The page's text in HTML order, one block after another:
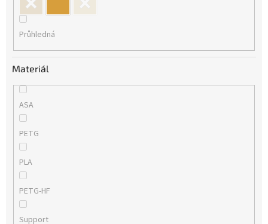
Průhledná
Materiál
ASA
PETG
PLA
PETG-HF
Support